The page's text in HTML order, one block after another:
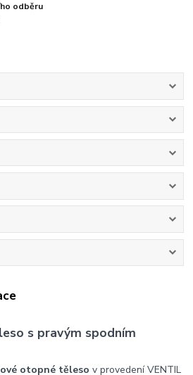
odběru
s pravým spodním
otopné těleso v provedení VENTIL